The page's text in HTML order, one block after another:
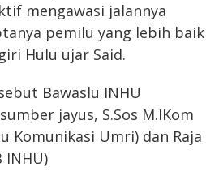
mengawasi jalannya
pemilu yang lebih baik
Hulu ujar Said.
Bawaslu INHU
jayus, S.Sos M.IKom
Komunikasi Umri) dan Raja
INHU)